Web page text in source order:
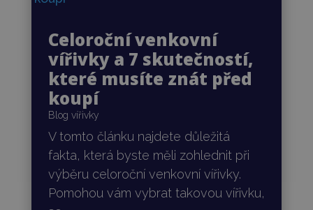
Celoroční venkovní
vířivky a 7 skutečností,
které musíte znát před
koupí
Blog vířivky
V tomto článku najdete důležitá
fakta, která byste měli zohlednit při
výběru celoroční venkovní vířivky.
Pomohou vám vybrat takovou vířivku,